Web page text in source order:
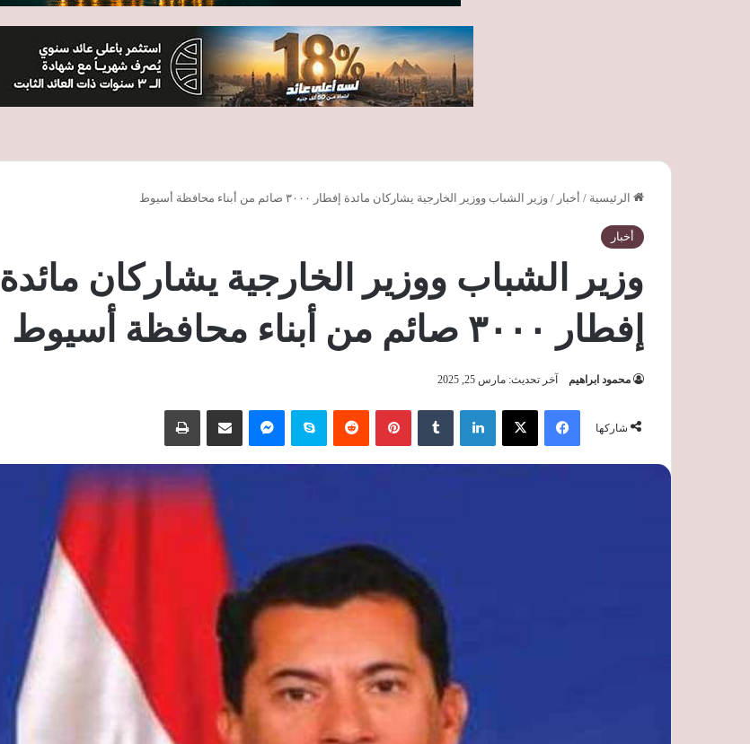
الرئيسية / أخبار / وزير الشباب ووزير الخارجية يشاركان مائدة إفطار ٣٠٠٠ صائم من أبناء محافظة أسيوط
أخبار
وزير الشباب ووزير الخارجية يشاركان مائدة
إفطار ٣٠٠٠ صائم من أبناء محافظة أسيوط
محمود ابراهيم آخر تحديث: مارس 25, 2025
شاركها
فيسبوك ‫X لينكدإن بينتيريست سكايب